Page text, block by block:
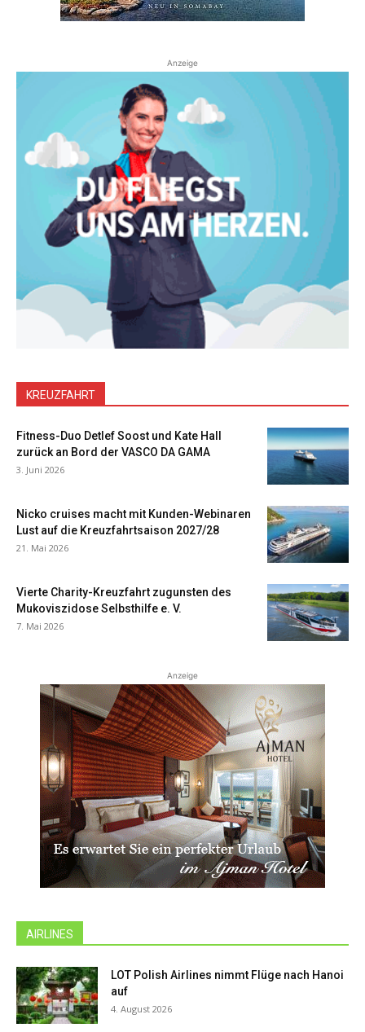
Anzeige
KREUZFAHRT
Fitness-Duo Detlef Soost und Kate Hall
zurück an Bord der VASCO DA GAMA
3. Juni 2026
Nicko cruises macht mit Kunden-Webinaren
Lust auf die Kreuzfahrtsaison 2027/28
21. Mai 2026
Vierte Charity-Kreuzfahrt zugunsten des
Mukoviszidose Selbsthilfe e. V.
7. Mai 2026
Anzeige
AIRLINES
LOT Polish Airlines nimmt Flüge nach Hanoi
auf
4. August 2026